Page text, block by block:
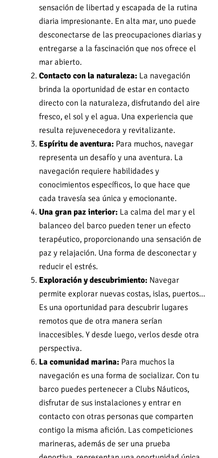
sensación de libertad y escapada de la rutina
diaria impresionante. En alta mar, uno puede
desconectarse de las preocupaciones diarias y
entregarse a la fascinación que nos ofrece el
mar abierto.
Contacto con la naturaleza: La navegación
brinda la oportunidad de estar en contacto
directo con la naturaleza, disfrutando del aire
fresco, el sol y el agua. Una experiencia que
resulta rejuvenecedora y revitalizante.
Espíritu de aventura: Para muchos, navegar
representa un desafío y una aventura. La
navegación requiere habilidades y
conocimientos específicos, lo que hace que
cada travesía sea única y emocionante.
Una gran paz interior: La calma del mar y el
balanceo del barco pueden tener un efecto
terapéutico, proporcionando una sensación de
paz y relajación. Una forma de desconectar y
reducir el estrés.
Exploración y descubrimiento: Navegar
permite explorar nuevas costas, islas, puertos…
Es una oportunidad para descubrir lugares
remotos que de otra manera serían
inaccesibles. Y desde luego, verlos desde otra
perspectiva.
La comunidad marina: Para muchos la
navegación es una forma de socializar. Con tu
barco puedes pertenecer a Clubs Náuticos,
disfrutar de sus instalaciones y entrar en
contacto con otras personas que comparten
contigo la misma afición. Las competiciones
marineras, además de ser una prueba